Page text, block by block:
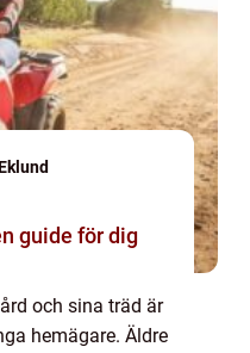
och sina träd är
hemägare. Äldre